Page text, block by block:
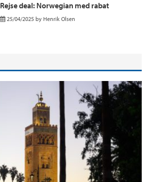
Rejse deal: Norwegian med rabat
25/04/2025 by Henrik Olsen